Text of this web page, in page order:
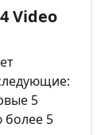
Video
5
более 5